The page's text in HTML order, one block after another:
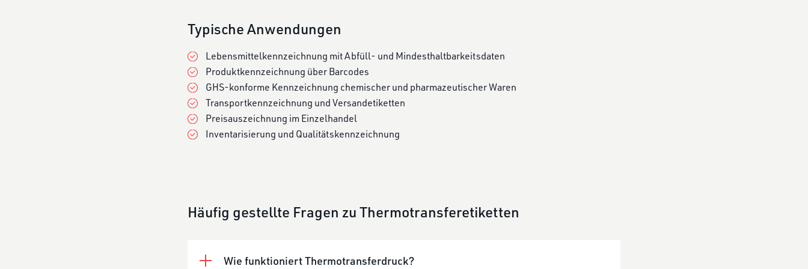
Typische Anwendungen
Lebensmittelkennzeichnung mit Abfüll- und Mindesthaltbarkeitsdaten
Produktkennzeichnung über Barcodes
GHS-konforme Kennzeichnung chemischer und pharmazeutischer Waren
Transportkennzeichnung und Versandetiketten
Preisauszeichnung im Einzelhandel
Inventarisierung und Qualitätskennzeichnung
Häufig gestellte Fragen zu Thermotransferetiketten
Wie funktioniert Thermotransferdruck?